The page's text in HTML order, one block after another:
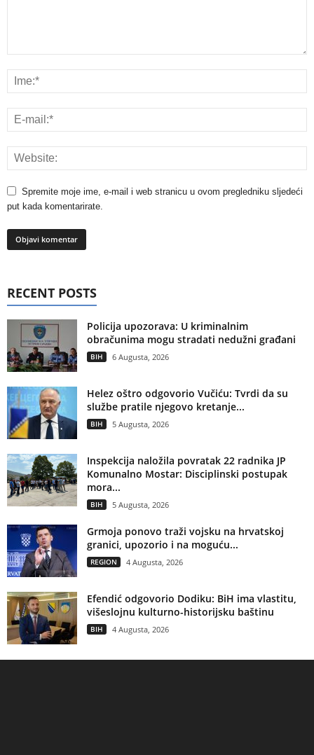
Spremite moje ime, e-mail i web stranicu u ovom pregledniku sljedeći
put kada komentarirate.
RECENT POSTS
Policija upozorava: U kriminalnim
obračunima mogu stradati nedužni građani
BIH 6 Augusta, 2026
Helez oštro odgovorio Vučiću: Tvrdi da su
službe pratile njegovo kretanje...
BIH 5 Augusta, 2026
Inspekcija naložila povratak 22 radnika JP
Komunalno Mostar: Disciplinski postupak
mora...
BIH 5 Augusta, 2026
Grmoja ponovo traži vojsku na hrvatskoj
granici, upozorio i na moguću...
REGION 4 Augusta, 2026
Efendić odgovorio Dodiku: BiH ima vlastitu,
višeslojnu kulturno-historijsku baštinu
BIH 4 Augusta, 2026